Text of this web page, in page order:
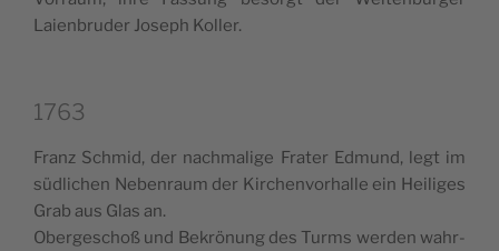
Laien­bru­der Jose­ph Koller.
1763
Franz Sch­mid, der nach­ma­li­ge Fra­ter Edmund, legt im
süd­li­chen Neben­raum der Kir­chen­vo­rhal­le ein Hei­li­ges
Grab aus Glas an.
Ober­ge­schoß und Bekrö­nung des Turms wer­den wahr­